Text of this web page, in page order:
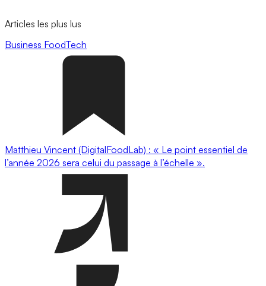
Articles les plus lus
Business FoodTech
Matthieu Vincent (DigitalFoodLab) : « Le point essentiel de
l’année 2026 sera celui du passage à l’échelle ».